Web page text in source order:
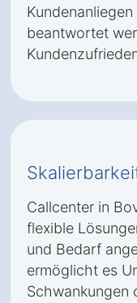
beantwortet
Callcenter in
flexible
und Bedarf
ermöglicht es
Schwankungen